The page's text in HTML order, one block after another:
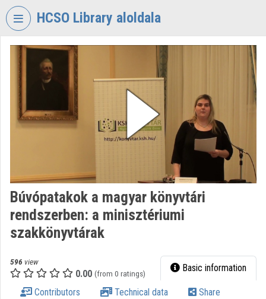
Skip header
HCSO Library aloldala
VIDEOTORIUM
HUNGARIAN
CENTRAL
STATISTICAL
OFFICE
Organization discovery
Categories
Organization playlists
Organizations
Búvópatakok a magyar könyvtári
rendszerben: a minisztériumi
szakkönyvtárak
596 view
0.00 (from 0 ratings) Basic information
Contributors Technical data Share